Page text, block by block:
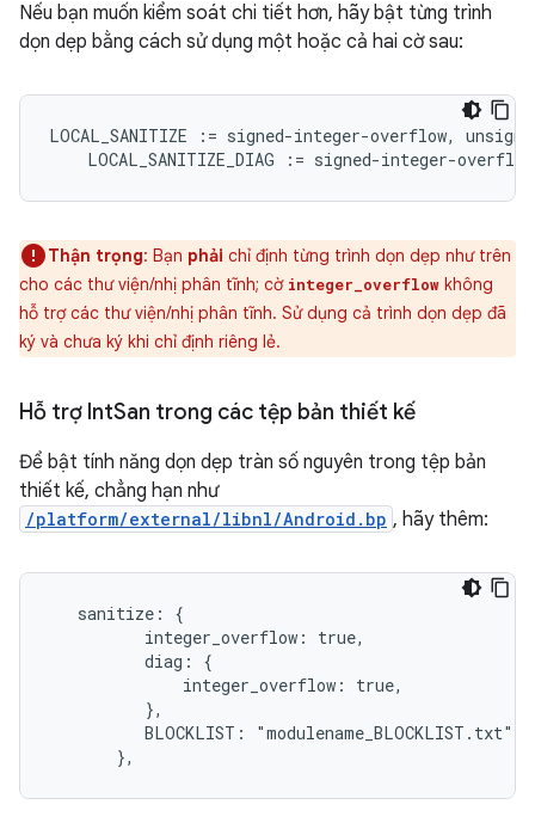
Nếu bạn muốn kiểm soát chi tiết hơn, hãy bật từng trình
dọn dẹp bằng cách sử dụng một hoặc cả hai cờ sau:
LOCAL_SANITIZE := signed-integer-overflow,
LOCAL_SANITIZE_DIAG
:= signed-integer-overflow
Thận trọng: Bạn phải chỉ định từng trình dọn dẹp như trên
cho các thư viện/nhị phân tĩnh; cờ integer_overflow không
hỗ trợ các thư viện/nhị phân tĩnh. Sử dụng cả trình dọn dẹp đã
ký và chưa ký khi chỉ định riêng lẻ.
Hỗ trợ IntSan trong các tệp bản thiết kế
Để bật tính năng dọn dẹp tràn số nguyên trong tệp bản
thiết kế, chẳng hạn như
/platform/external/libnl/Android.bp , hãy thêm:
   sanitize: {
          integer_overflow: true,
          diag: {
              integer_overflow: true,
          },
          BLOCKLIST: "modulename_BLOCKLIST.txt",
       },